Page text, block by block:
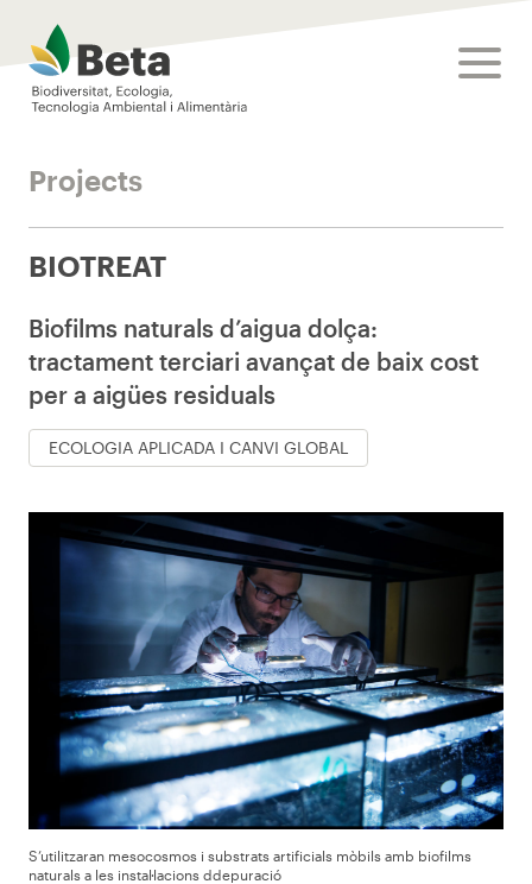
Beta Tech Center
Projects
BIOTREAT
Biofilms naturals d’aigua dolça:
tractament terciari avançat de baix cost
per a aigües residuals
ECOLOGIA APLICADA I CANVI GLOBAL
S’utilitzaran mesocosmos i substrats artificials mòbils amb biofilms
naturals a les instal·lacions ddepuració